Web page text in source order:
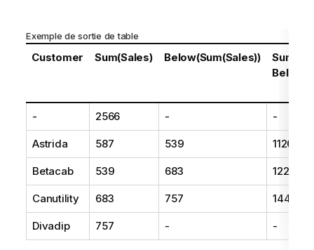
Exemple de sortie de table
Customer Sum(Sales) Below(Sum(Sales))
- 2566 - -
Astrida 587 539 1126
Betacab 539 683 1222
Canutility 683 757 1440
Divadip 757 - -